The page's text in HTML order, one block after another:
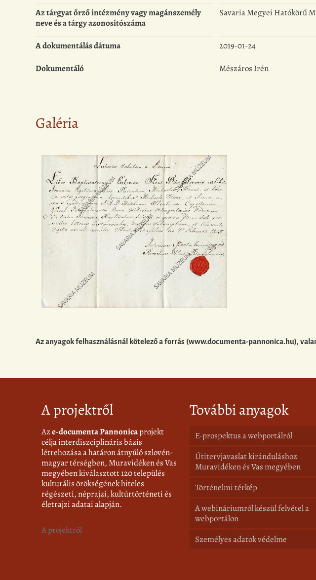
Az tárgyat őrző intézmény vagy magánszemély
neve és a tárgy azonosítószáma
Savaria Megyei Hatókörű
A dokumentálás dátuma
2019-01-24
Dokumentáló
Mészáros Irén
Galéria
Az anyagok felhasználásnál kötelező a forrás (www.documenta-pannonica.hu),
A projektről
Aze-documenta Pannonicaprojekt
célja interdiszciplináris bázis
létrehozása a határon átnyúló szlovén-
magyar térségben, Muravidéken és Vas
megyében kiválasztott 120 település
kulturális örökségének hiteles
régészeti, néprajzi, kultúrtörténeti és
életrajzi adatai alapján.
A projektről
További anyagok
E-prospektus a webportálról
Útitervjavaslat kiránduláshoz
Muravidéken és Vas megyében
Történelmi térkép
A webináriumról készül felvétel a
webportálon
Személyes adatok védelme